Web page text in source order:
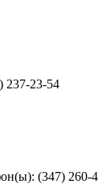
237-23-54
(347) 260-